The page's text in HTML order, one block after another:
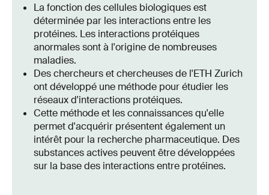
La fonction des cellules biologiques est
déterminée par les interactions entre les
protéines. Les interactions protéiques
anormales sont à l'origine de nombreuses
maladies.
Des chercheurs et chercheuses de l'ETH Zurich
ont développé une méthode pour étudier les
réseaux d'interactions protéiques.
Cette méthode et les connaissances qu'elle
permet d'acquérir présentent également un
intérêt pour la recherche pharmaceutique. Des
substances actives peuvent être développées
sur la base des interactions entre protéines.